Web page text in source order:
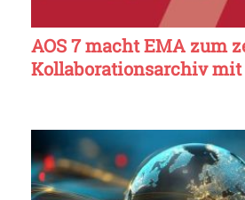
AOS 7 macht EMA zum
Kollaborationsarchiv